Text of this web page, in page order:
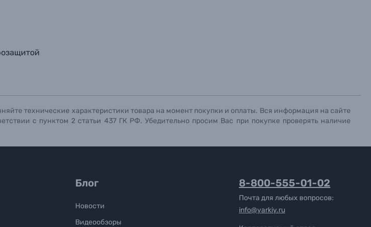
технические характеристики товара на момент покупки и оплаты. Вся информация на сайте
с пунктом 2 статьи 437 ГК РФ. Убедительно просим Вас при покупке проверять наличие
Блог
Новости
Видеообзоры
8-800-555-01-02
Почта для любых вопросов:
info@yarkiy.ru